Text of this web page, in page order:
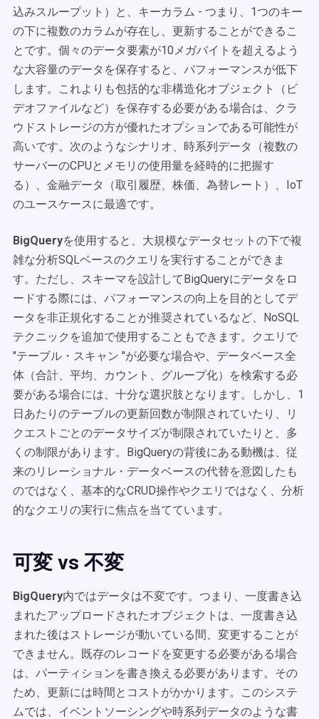
込みスループット）と、キーカラム - つまり、1つのキー
の下に複数のカラムが存在し、更新することができるこ
とです。個々のデータ要素が10メガバイトを超えるよう
な大容量のデータを保存すると、パフォーマンスが低下
します。これよりも包括的な非構造化オブジェクト（ビ
デオファイルなど）を保存する必要がある場合は、クラ
ウドストレージの方が優れたオプションである可能性が
高いです。次のようなシナリオ、時系列データ（複数の
サーバーのCPUとメモリの使用量を経時的に把握す
る）、金融データ（取引履歴、株価、為替レート）、IoT
のユースケースに最適です。
BigQueryを使用すると、大規模なデータセットの下で複
雑な分析SQLベースのクエリを実行することができま
す。ただし、スキーマを設計してBigQueryにデータをロ
ードする際には、パフォーマンスの向上を目的としてデ
ータを非正規化することが推奨されているなど、NoSQL
テクニックを追加で使用することもできます。クエリで
"テーブル・スキャン "が必要な場合や、データベース全
体（合計、平均、カウント、グループ化）を検索する必
要がある場合には、十分な選択肢となります。しかし、1
日あたりのテーブルの更新回数が制限されていたり、リ
クエストごとのデータサイズが制限されていたりと、多
くの制限があります。BigQueryの背後にある動機は、従
来のリレーショナル・データベースの代替を意図したも
のではなく、基本的なCRUD操作やクエリではなく、分析
的なクエリの実行に焦点を当てています。
可変 vs 不変
BigQuery内ではデータは不変です。つまり、一度書き込
まれたアップロードされたオブジェクトは、一度書き込
まれた後はストレージが動いている間、変更することが
できません。既存のレコードを変更する必要がある場合
は、パーティションを書き換える必要があります。その
ため、更新には時間とコストがかかります。このシステ
ムでは、イベントソーシングや時系列データのような書